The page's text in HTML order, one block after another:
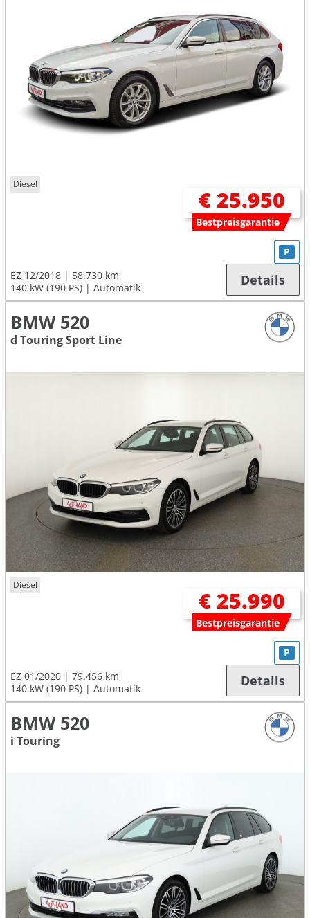
Diesel
€ 25.950
Bestpreisgarantie
EZ 12/2018
58.730 km
140 kW (190 PS)
Automatik
P
Details
BMW 520
d Touring Sport Line
Diesel
€ 25.990
Bestpreisgarantie
EZ 01/2020
79.456 km
140 kW (190 PS)
Automatik
P
Details
BMW 520
i Touring